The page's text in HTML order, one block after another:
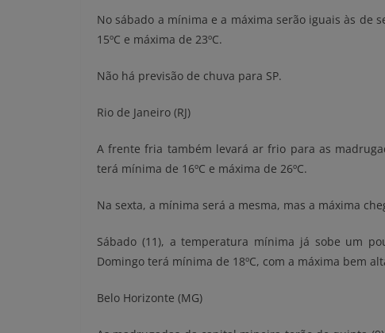
No sábado a mínima e a máxima serão iguais às de
15ºC e máxima de 23ºC.
Não há previsão de chuva para SP.
Rio de Janeiro (RJ)
A frente fria também levará ar frio para as
terá mínima de 16ºC e máxima de 26ºC.
Na sexta, a mínima será a mesma, mas a máxima
Sábado (11), a temperatura mínima já sobe um
Domingo terá mínima de 18ºC, com a máxima bem
Belo Horizonte (MG)